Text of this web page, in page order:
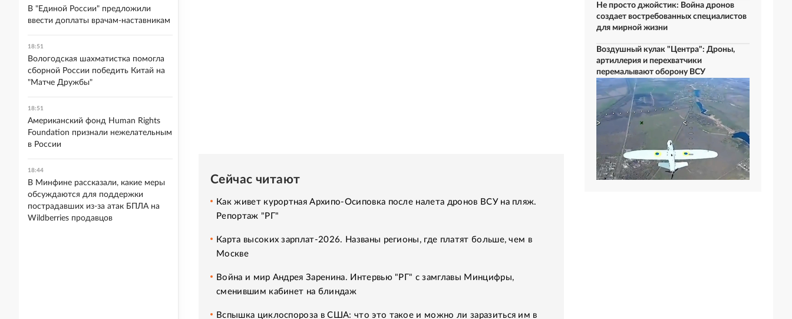
Сейчас читают
Как живет курортная Архипо-Осиповка после налета дронов ВСУ на пляж.
Репортаж "РГ"
Карта высоких зарплат-2026. Названы регионы, где платят больше, чем в
Москве
Война и мир Андрея Заренина. Интервью "РГ" с замглавы Минцифры,
сменившим кабинет на блиндаж
Вспышка циклоспороза в США: что это такое и можно ли заразиться им в
Не просто джойстик: Война дронов
создает востребованных специалистов
для мирной жизни
Воздушный кулак "Центра": Дроны,
артиллерия и перехватчики
перемалывают оборону ВСУ
В "Единой России" предложили
ввести доплаты врачам-наставникам
18:51
Вологодская шахматистка помогла
сборной России победить Китай на
"Матче Дружбы"
18:51
Американский фонд Human Rights
Foundation признали нежелательным
в России
18:44
В Минфине рассказали, какие меры
обсуждаются для поддержки
пострадавших из-за атак БПЛА на
Wildberries продавцов